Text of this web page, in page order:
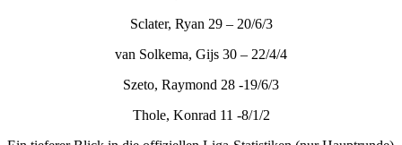
Sclater, Ryan 29 – 20/6/3
van Solkema, Gijs 30 – 22/4/4
Szeto, Raymond 28 -19/6/3
Thole, Konrad 11 -8/1/2